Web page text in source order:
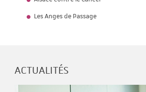
Les Anges de Passage
ACTUALITÉS